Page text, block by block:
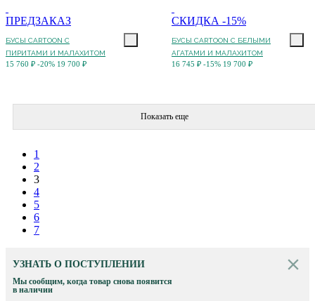
ПРЕДЗАКАЗ
БУСЫ CARTOON С
ПИРИТАМИ И МАЛАХИТОМ
15 760 ₽ -20% 19 700 ₽
СКИДКА -15%
БУСЫ CARTOON С БЕЛЫМИ
АГАТАМИ И МАЛАХИТОМ
16 745 ₽ -15% 19 700 ₽
Показать еще
1
2
3
4
5
6
7
УЗНАТЬ О ПОСТУПЛЕНИИ
Мы сообщим, когда товар снова появится
в наличии